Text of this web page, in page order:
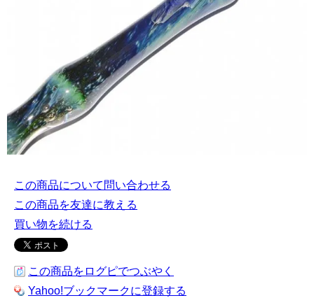
この商品について問い合わせる
この商品を友達に教える
買い物を続ける
この商品をログピでつぶやく
Yahoo!ブックマークに登録する